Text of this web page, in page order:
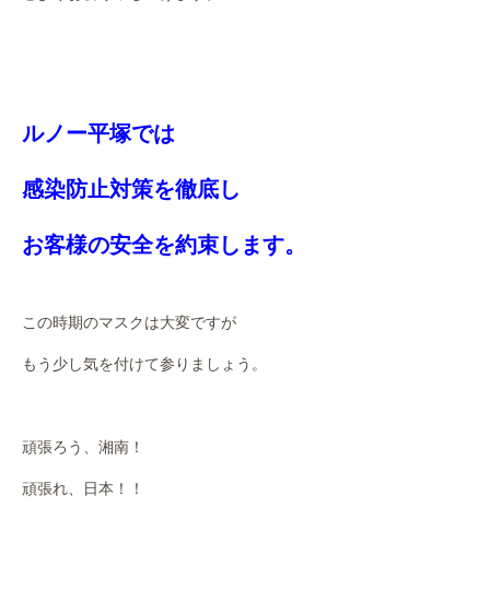
ルノー平塚では
感染防止対策を徹底し
お客様の安全を約束します。
この時期のマスクは大変ですが
もう少し気を付けて参りましょう。
頑張ろう、湘南！
頑張れ、日本！！